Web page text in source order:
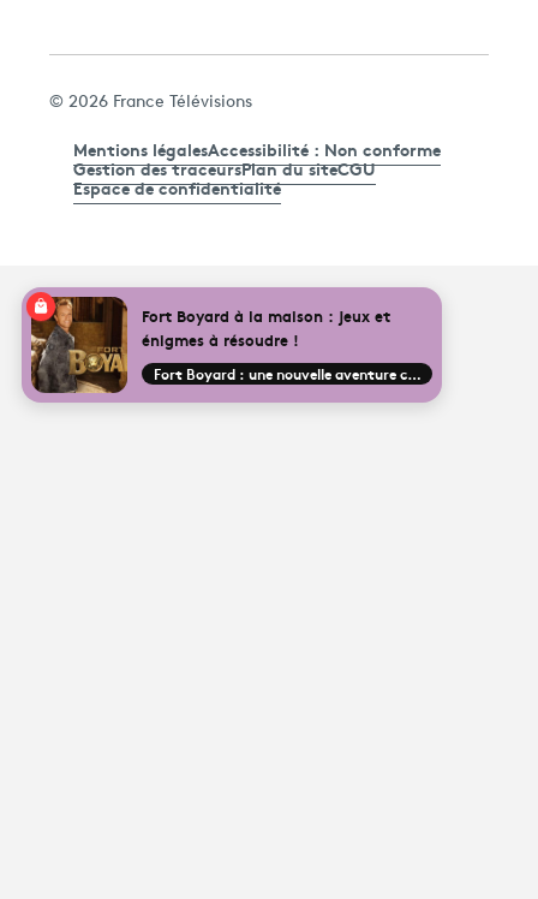
© 2026 France Télévisions
Mentions légalesAccessibilité : Non conforme
Gestion des traceursPlan du siteCGU
Espace de confidentialité
Fort Boyard à la maison : jeux et
énigmes à résoudre !
Fort Boyard : une nouvelle aventure commence !